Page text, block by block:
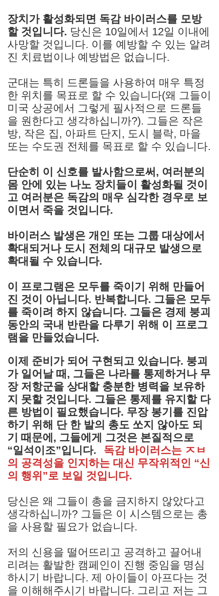
장치가 활성화되면 독감 바이러스를 모방
할 것입니다. 당신은 10일에서 12일 이내에
사망할 것입니다. 이를 예방할 수 있는 알려
진 치료법이나 예방법은 없습니다.
군대는 특히 드론들을 사용하여 매우 특정
한 위치를 목표로 할 수 있습니다(왜 그들이
미국 상공에서 그렇게 필사적으로 드론들
을 원한다고 생각하십니까?). 그들은 작은
방, 작은 집, 아파트 단지, 도시 블락, 마을
또는 수도권 전체를 목표로 할 수 있습니다.
단순히 이 신호를 발사함으로써, 여러분의
몸 안에 있는 나노 장치들이 활성화될 것이
고 여러분은 독감의 매우 심각한 경우로 보
이면서 죽을 것입니다.
바이러스 발생은 개인 또는 그룹 대상에서
확대되거나 도시 전체의 대규모 발생으로
확대될 수 있습니다.
이 프로그램은 모두를 죽이기 위해 만들어
진 것이 아닙니다. 반복합니다. 그들은 모두
를 죽이려 하지 않습니다. 그들은 경제 붕괴
동안의 국내 반란을 다루기 위해 이 프로그
램을 만들었습니다.
이제 준비가 되어 구현되고 있습니다. 붕괴
가 일어날 때, 그들은 나라를 통제하거나 무
장 저항군을 상대할 충분한 병력을 보유하
지 못할 것입니다. 그들은 통제를 유지할 다
른 방법이 필요했습니다. 무장 봉기를 진압
하기 위해 단 한 발의 총도 쏘지 않아도 되
기 때문에, 그들에게 그것은 본질적으로
“일석이조”입니다.
독감 바이러스는 ㅈㅂ
의 공격성을 인지하는 대신 무작위적인 “신
의 행위”로 보일 것입니다.
당신은 왜 그들이 총을 금지하지 않았다고
생각하십니까? 그들은 이 시스템으로는 총
을 사용할 필요가 없습니다.
저의 신용을 떨어뜨리고 공격하고 끌어내
리려는 활발한 캠페인이 진행 중임을 명심
하시기 바랍니다. 제 아이들이 아프다는 것
을 이해해주시기 바랍니다. 그리고 저는 그